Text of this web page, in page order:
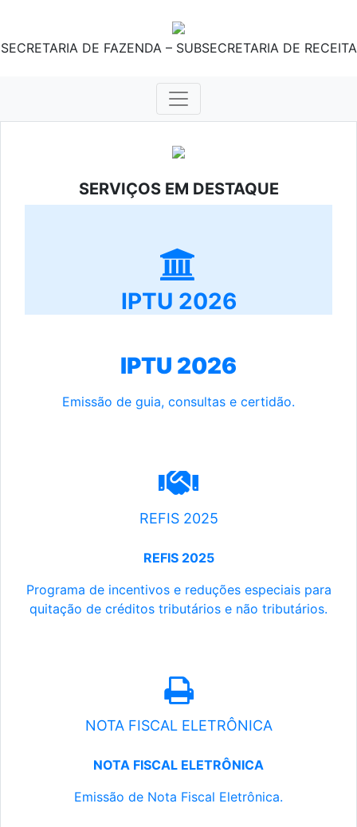
SECRETARIA DE FAZENDA – SUBSECRETARIA DE RECEITA
SERVIÇOS EM DESTAQUE
IPTU 2026
IPTU 2026
Emissão de guia, consultas e certidão.
REFIS 2025
REFIS 2025
Programa de incentivos e reduções especiais para
quitação de créditos tributários e não tributários.
NOTA FISCAL ELETRÔNICA
NOTA FISCAL ELETRÔNICA
Emissão de Nota Fiscal Eletrônica.